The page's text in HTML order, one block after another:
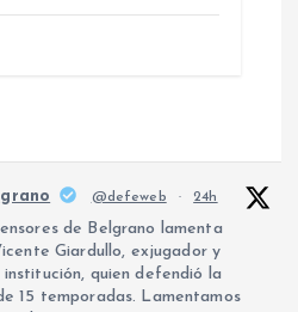
@defeweb · 24h
de Belgrano lamenta
Giardullo, exjugador y
quien defendió la
15 temporadas. Lamentamos